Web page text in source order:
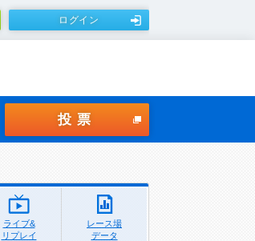
ログイン
投票
ライブ&
リプレイ
レース場
データ